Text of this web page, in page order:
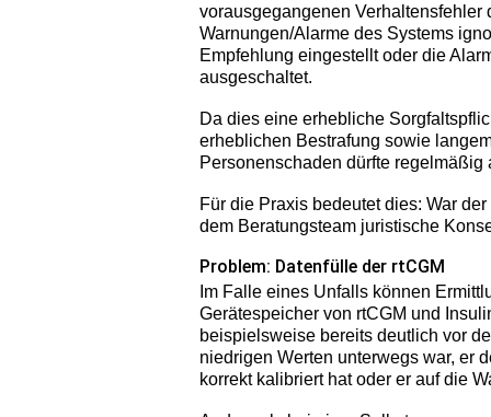
vorausgegangenen
Warnungen/Alarme des Systems
Empfehlung eingestellt oder die
ausgeschaltet.
Da dies eine erhebliche
erheblichen Bestrafung sowie
Personenschaden dürfte
Für die Praxis bedeutet dies: War
dem Beratungsteam juristische
Problem: Datenfülle der rtCGM
Im Falle eines Unfalls können
Gerätespeicher von rtCGM und
beispielsweise bereits deutlich vor
niedrigen Werten unterwegs war, er
korrekt kalibriert hat oder er auf die